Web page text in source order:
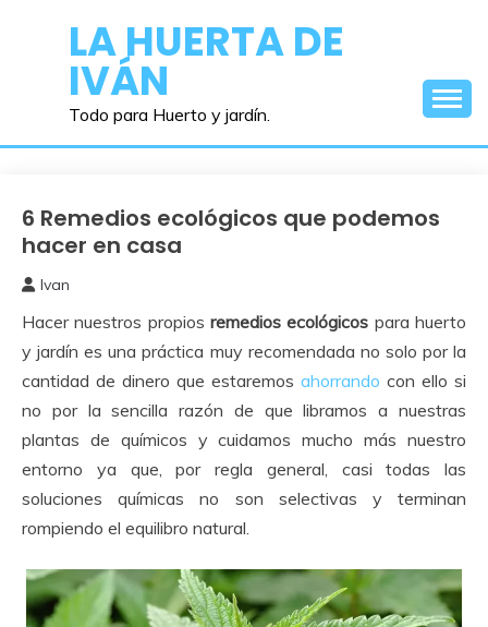
contenidoLA HUERTA DE
IVÁN
Todo para Huerto y jardín.
Abonos y
Remedios
6 Remedios ecológicos que podemos
hacer en casa
octubre,
2017
Ivan
Hacer nuestros propios remedios ecológicos para huerto
y jardín es una práctica muy recomendada no solo por la
cantidad de dinero que estaremos ahorrando con ello si
no por la sencilla razón de que libramos a nuestras
plantas de químicos y cuidamos mucho más nuestro
entorno ya que, por regla general, casi todas las
soluciones químicas no son selectivas y terminan
rompiendo el equilibro natural.